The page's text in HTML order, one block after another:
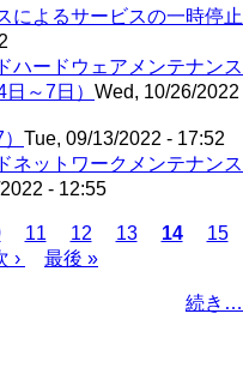
によるサービスの一時停止
ハードウェアメンテナンス
～7日） Wed, 10/26/2022
Tue, 09/13/2022 - 17:52
ネットワークメンテナンス
- 12:55
Page
11 Page
12 Page
13
Current
14
15
›
Last
最後 »
続き…